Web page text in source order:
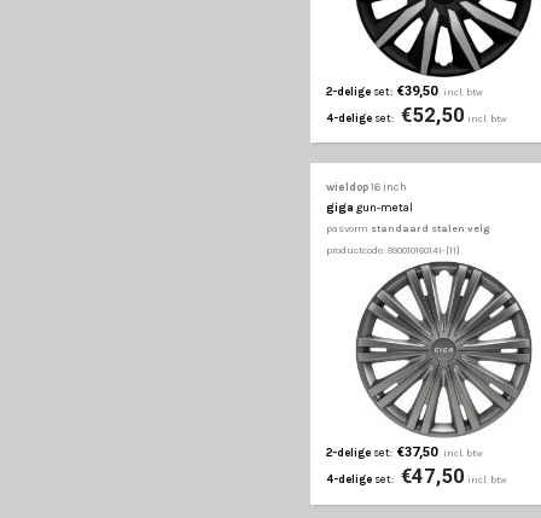
2-deligeset: €41,50
4-deligeset:
wieldop16 inch
productcode:
2-deligeset: €39,50
4-deligeset: